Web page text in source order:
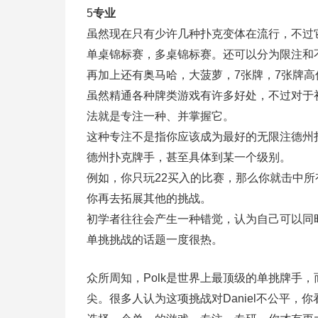
5专业
虽然现在只有少许几种扑克变体在流行，不
单桌锦标赛，多桌锦标赛。还可以分为限注
再加上还有奥马哈，大菠萝，7张牌，7张牌
虽然精通各种牌类游戏有许多好处，不过对
法就是专注一种、并掌握它。
这种专注不是指你应该成为最好的无限注德
德州扑克牌手，甚至具体到某一个级别。
例如，你只玩22买入的比赛，那么你就击中
你再去拓展其他的挑战。
初学者往往会产生一种错觉，认为自己可以
单挑挑战的话题一度很热。
众所周知，Polk是世界上最顶级的单挑牌手
尖。很多人认为这项挑战对Daniel不公平，